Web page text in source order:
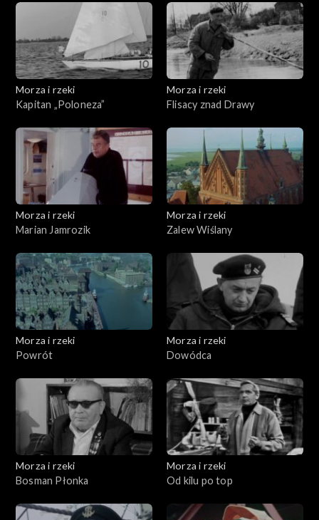
Morza i rzeki
Kapitan „Poloneza”
Morza i rzeki
Flisacy znad Drawy
Morza i rzeki
Marian Jamrozik
Morza i rzeki
Zalew Wiślany
Morza i rzeki
Powrót
Morza i rzeki
Dowódca
Morza i rzeki
Bosman Płonka
Morza i rzeki
Od kilu po top